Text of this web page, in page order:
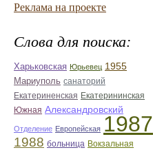
Реклама на проекте
Слова для поиска:
Харьковская Юрьевец 1955
Мариуполь санаторий
Екатериненская Екатерининская
Южная Александровский
Отделение Европейская 1987
1988 больница Вокзальная